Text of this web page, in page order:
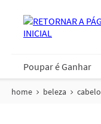
Poupar é Ganhar
home beleza cabelo